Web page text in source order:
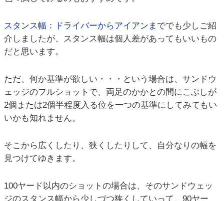
スタンス幅：ドライバーからアイアンまででも少しご紹
介しましたが、スタンス幅は個人差があってもいいもの
だと思います。
ただ、何か基準が欲しい・・・という場合は、サンドウ
ェッジのフルショットで、両足のかかとの間にこぶしが
2個または2個半程度入る位を一つの基準にしてみてもい
いかも知れません。
そこから広くしたり、狭くしたりして、自分なりの幅を
見つけてゆきます。
100ヤード以内のショットの場合は、そのサンドウェッ
ジのスタンス幅から少しづつ狭くしていって、90ヤー